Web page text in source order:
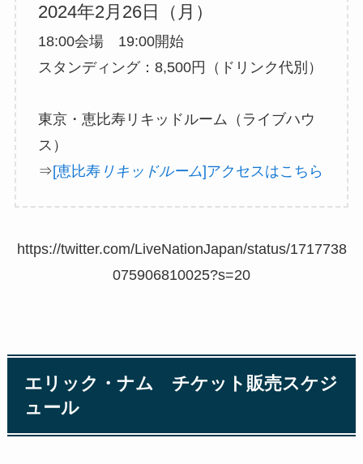
2024年2月26日（月）
18:00会場 19:00開始
スタンディング：8,500円（ドリンク代別）
東京・恵比寿リキッドルーム（ライブハウ
ス）
⇒[恵比寿リキッドルーム]アクセスはこちら
https://twitter.com/LiveNationJapan/status/1717738
075906810025?s=20
エリック・ナム チケット販売スケジ
ュール